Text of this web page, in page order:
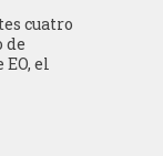
cuatro
de
el